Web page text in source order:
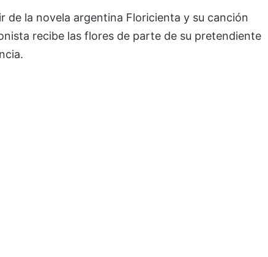
de la novela argentina Floricienta y su canción
recibe las flores de parte de su pretendiente